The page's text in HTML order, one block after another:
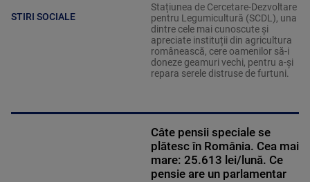
STIRI SOCIALE
Stațiunea de Cercetare-Dezvoltare
pentru Legumicultură (SCDL), una
dintre cele mai cunoscute și
apreciate instituții din agricultura
românească, cere oamenilor să-i
doneze geamuri vechi, pentru a-și
repara serele distruse de furtuni.
Câte pensii speciale se
plătesc în România. Cea mai
mare: 25.613 lei/lună. Ce
pensie are un parlamentar